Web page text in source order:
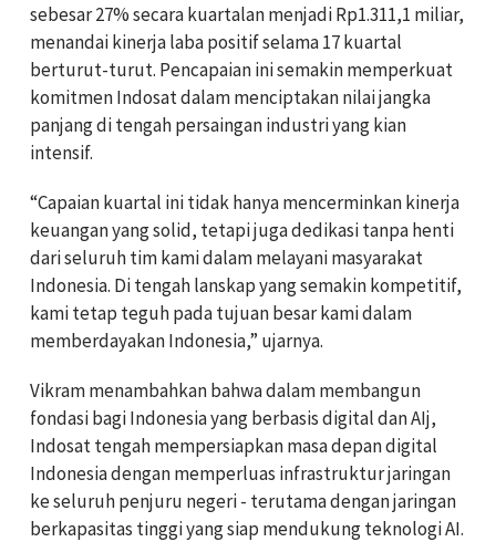
sebesar 27% secara kuartalan menjadi Rp1.311,1 miliar,
menandai kinerja laba positif selama 17 kuartal
berturut-turut. Pencapaian ini semakin memperkuat
komitmen Indosat dalam menciptakan nilai jangka
panjang di tengah persaingan industri yang kian
intensif.
“Capaian kuartal ini tidak hanya mencerminkan kinerja
keuangan yang solid, tetapi juga dedikasi tanpa henti
dari seluruh tim kami dalam melayani masyarakat
Indonesia. Di tengah lanskap yang semakin kompetitif,
kami tetap teguh pada tujuan besar kami dalam
memberdayakan Indonesia,” ujarnya.
Vikram menambahkan bahwa dalam membangun
fondasi bagi Indonesia yang berbasis digital dan AIj,
Indosat tengah mempersiapkan masa depan digital
Indonesia dengan memperluas infrastruktur jaringan
ke seluruh penjuru negeri - terutama dengan jaringan
berkapasitas tinggi yang siap mendukung teknologi AI.